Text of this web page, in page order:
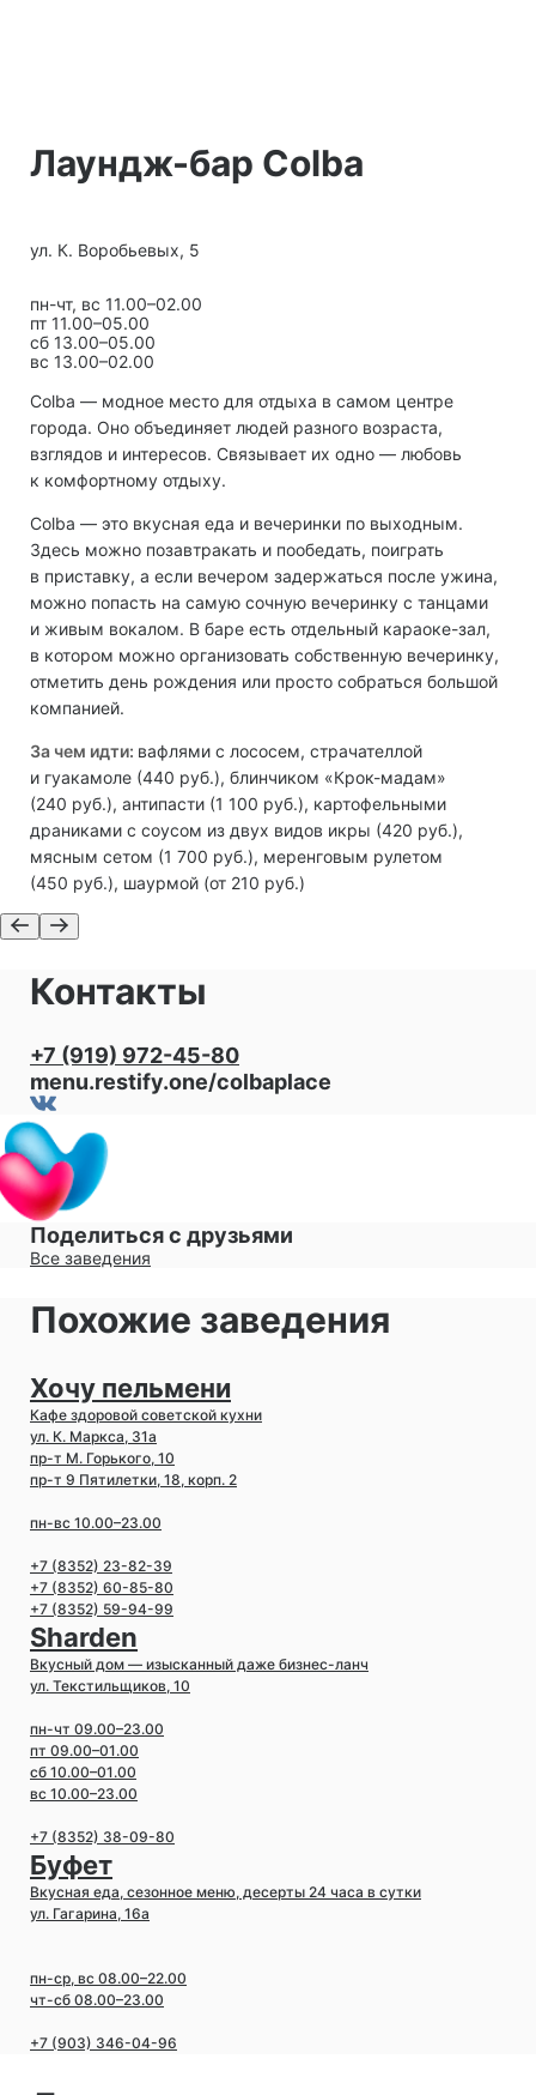
Лаундж-бар Colba
ул. К. Воробьевых, 5
пн-чт, вс 11.00–02.00
пт 11.00–05.00
сб 13.00–05.00
вс 13.00–02.00
Colba — модное место для отдыха в самом центре
города. Оно объединяет людей разного возраста,
взглядов и интересов. Связывает их одно — любовь
к комфортному отдыху.
Colba — это вкусная еда и вечеринки по выходным.
Здесь можно позавтракать и пообедать, поиграть
в приставку, а если вечером задержаться после ужина,
можно попасть на самую сочную вечеринку с танцами
и живым вокалом. В баре есть отдельный караоке-зал,
в котором можно организовать собственную вечеринку,
отметить день рождения или просто собраться большой
компанией.
За чем идти: вафлями с лососем, страчателлой
и гуакамоле (440 руб.), блинчиком «Крок-мадам»
(240 руб.), антипасти (1 100 руб.), картофельными
драниками с соусом из двух видов икры (420 руб.),
мясным сетом (1 700 руб.), меренговым рулетом
(450 руб.), шаурмой (от 210 руб.)
Контакты
+7 (919) 972-45-80
menu.restify.one/colbaplace
Поделиться с друзьями
Все заведения
Похожие заведения
Хочу пельмени
Кафе здоровой советской кухни
ул. К. Маркса, 31а
пр-т М. Горького, 10
пр-т 9 Пятилетки, 18, корп. 2
пн-вс 10.00–23.00
+7 (8352) 23-82-39
+7 (8352) 60-85-80
+7 (8352) 59-94-99
Sharden
Вкусный дом — изысканный даже бизнес-ланч
ул. Текстильщиков, 10
пн-чт 09.00–23.00
пт 09.00–01.00
сб 10.00–01.00
вс 10.00–23.00
+7 (8352) 38-09-80
Буфет
Вкусная еда, сезонное меню, десерты 24 часа в сутки
ул. Гагарина, 16а
пн-ср, вс 08.00–22.00
чт-сб 08.00–23.00
+7 (903) 346-04-96